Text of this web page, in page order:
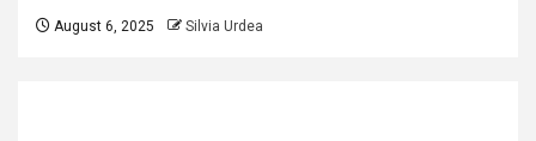
August 6, 2025 Silvia Urdea